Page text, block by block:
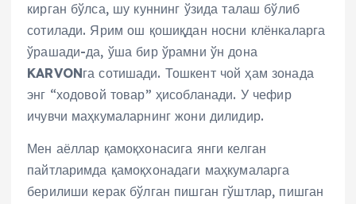
кирган бўлса, шу куннинг ўзида талаш бўлиб
сотилади. Ярим ош қошиқдан носни клёнкаларга
ўрашади-да, ўша бир ўрамни ўн дона
KARVONга сотишади. Тошкент чой ҳам зонада
энг “ходовой товар” ҳисобланади. У чефир
ичувчи маҳкумаларнинг жони дилидир.
Мен аёллар қамоқхонасига янги келган
пайтларимда қамоқхонадаги маҳкумаларга
берилиши керак бўлган пишган гўштлар, пишган